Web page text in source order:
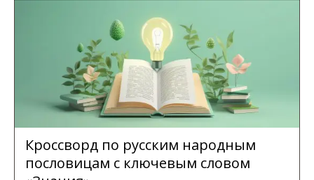
Кроссворд по русским народным
пословицам с ключевым словом